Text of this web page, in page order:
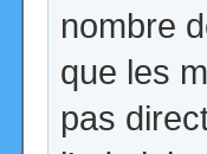
nombre
que les
pas